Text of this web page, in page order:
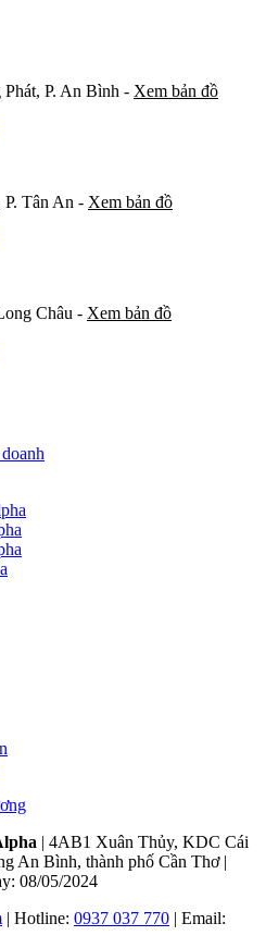
P. An Bình - Xem bản đồ
Tân An - Xem bản đồ
Châu - Xem bản đồ
| 4AB1 Xuân Thủy, KDC Cái
An Bình, thành phố Cần Thơ |
08/05/2024
| Hotline: 0937 037 770 | Email: